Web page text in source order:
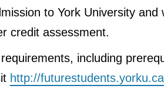
to York University and
credit assessment.
including
http://futurestudents.yorku.ca